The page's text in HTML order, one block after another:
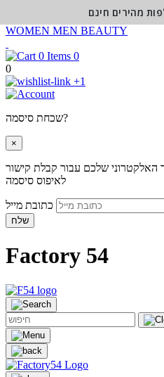
WOMEN MEN BEAUTY
0
0
+1
שכחת סיסמה?
×
האלקטרוני שלכם עבור קבלת קישור
לאיפוס סיסמה
שלח
Factory 54
מהירים חינם